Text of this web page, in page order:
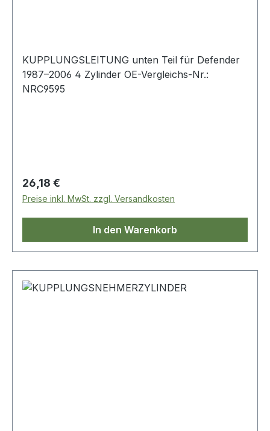
KUPPLUNGSLEITUNG unten Teil für Defender
1987–2006 4 Zylinder OE-Vergleichs-Nr.:
NRC9595
Regulärer Preis:
26,18 €
Preise inkl. MwSt. zzgl. Versandkosten
In den Warenkorb